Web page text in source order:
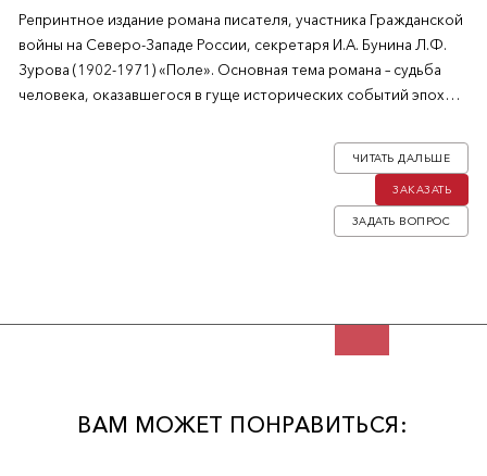
Репринтное издание романа писателя, участника Гражданской
войны на Северо-Западе России, секретаря И.А. Бунина Л.Ф.
Зурова (1902-1971) «Поле». Основная тема романа – судьба
человека, оказавшегося в гуще исторических событий эпохи.
жизни, былая основа ее разрушена. Но человек чувствует
прочную связь с родной землей и верит в божий промысел,
что в конечном счете дает ему силы противостоять хаосу и
ЗАДАТЬ ВОПРОС
ЗАКАЗАТЬ
ЧИТАТЬ ДАЛЬШЕ
ВАМ МОЖЕТ ПОНРАВИТЬСЯ: